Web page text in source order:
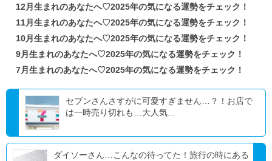
12月生まれのあなたへ♡2025年の気になる運勢をチェック！
11月生まれのあなたへ♡2025年の気になる運勢をチェック！
10月生まれのあなたへ♡2025年の気になる運勢をチェック！
9月生まれのあなたへ♡2025年の気になる運勢をチェック！
7月生まれのあなたへ♡2025年の気になる運勢をチェック！
セブンさんさすがに可愛すぎません…？！お店で
は一時売り切れも…大人気...
ダイソーさん…こんなの待ってた！旅行の時にある